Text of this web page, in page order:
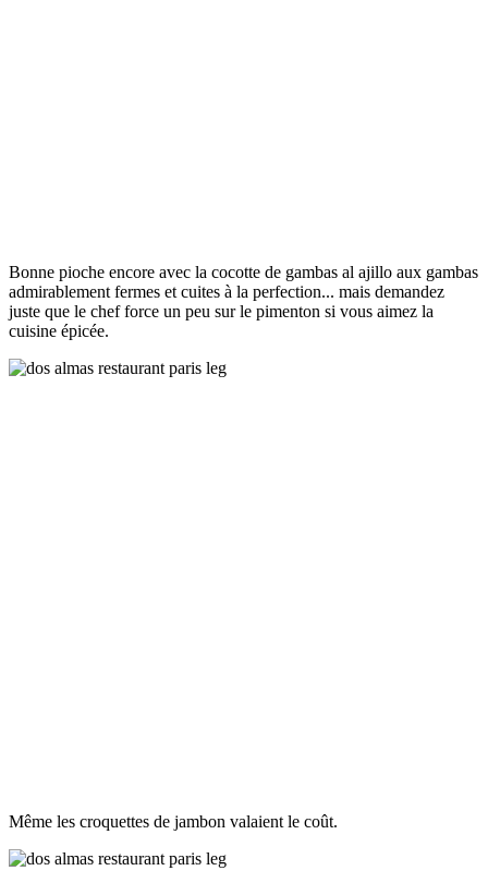
Bonne pioche encore avec la cocotte de gambas al ajillo aux gambas
admirablement fermes et cuites à la perfection... mais demandez
juste que le chef force un peu sur le pimenton si vous aimez la
cuisine épicée.
Même les croquettes de jambon valaient le coût.